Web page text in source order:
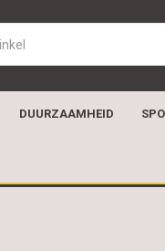
DUURZAAMHEID